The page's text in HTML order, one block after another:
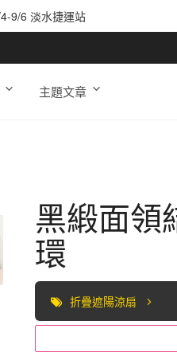
9/6 淡水捷運站
主題文章
黑緞面領
環
折疊遮陽涼扇